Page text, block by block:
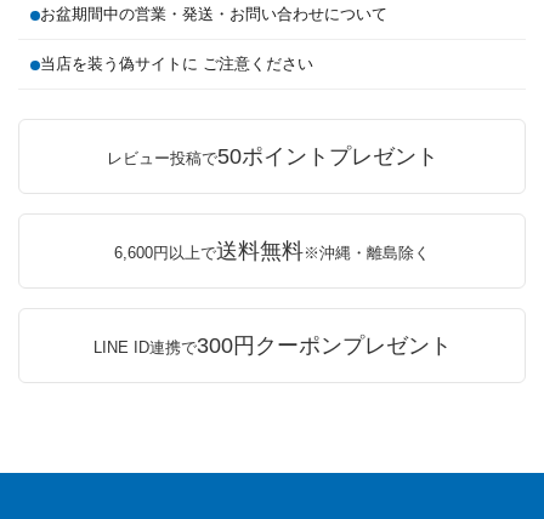
お盆期間中の営業・発送・お問い合わせについて
当店を装う偽サイトに ご注意ください
レビュー投稿で50ポイントプレゼント
6,600円以上で送料無料※沖縄・離島除く
LINE ID連携で300円クーポンプレゼント